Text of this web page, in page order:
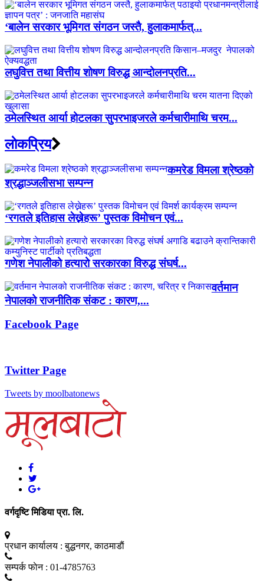
‘बालेन सरकार भूमिगत संगठन जस्तै, हुलाकमार्फत्...
लघुवित्त तथा वित्तीय शोषण विरुद्ध आन्दोलनप्रति...
ठमेलस्थित आर्या होटलका सुपरभाइजरले कर्मचारीमाथि चरम...
लाेकप्रिय
कमरेड विमला श्रेष्ठको
श्रद्धाञ्जलीसभा सम्पन्न
‘रगतले इतिहास लेख्नेहरू’ पुस्तक विमोचन एवं...
गणेश नेपालीको हत्यारो सरकारका विरुद्ध संघर्ष...
वर्तमान
नेपालको राजनीतिक संकट : कारण,...
Facebook Page
Twitter Page
Tweets by moolbatonews
वर्गदृष्टि मिडिया प्रा. लि.
प्रधान कार्यालय : बुद्धनगर, काठमाडाैं
सम्पर्क फाेन : 01-4785763